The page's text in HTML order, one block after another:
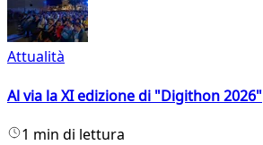
Attualità
Al via la XI edizione di "Digithon 2026"
1 min di lettura